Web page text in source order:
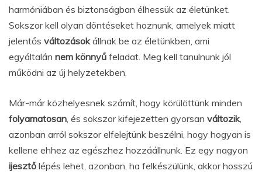
harmóniában és biztonságban élhessük az életünket.
Sokszor kell olyan döntéseket hoznunk, amelyek miatt
jelentős változásokállnak be az életünkben, ami
egyáltalán nem könnyű feladat. Meg kell tanulnunk jól
működni az új helyzetekben.
Már-már közhelyesnek számít, hogy körülöttünk minden
folyamatosan, és sokszor kifejezetten gyorsan változik,
azonban arról sokszor elfelejtünk beszélni, hogy hogyan is
kellene ehhez az egészhez hozzáállnunk. Ez egy nagyon
ijesztő lépés lehet, azonban, ha felkészülünk, akkor hosszú